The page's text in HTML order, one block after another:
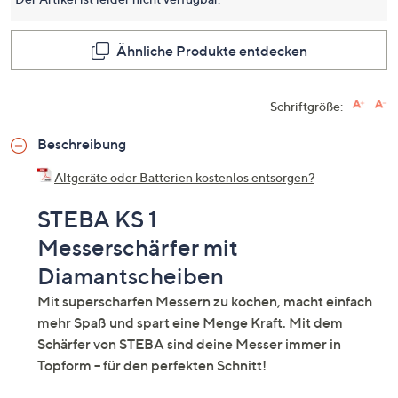
Link
Seite.
Ähnliche Produkte entdecken
Schriftgröße:
Beschreibung
Altgeräte oder Batterien kostenlos entsorgen?
STEBA KS 1
Messerschärfer mit
Diamantscheiben
Mit superscharfen Messern zu kochen, macht einfach
mehr Spaß und spart eine Menge Kraft. Mit dem
Schärfer von STEBA sind deine Messer immer in
Topform – für den perfekten Schnitt!